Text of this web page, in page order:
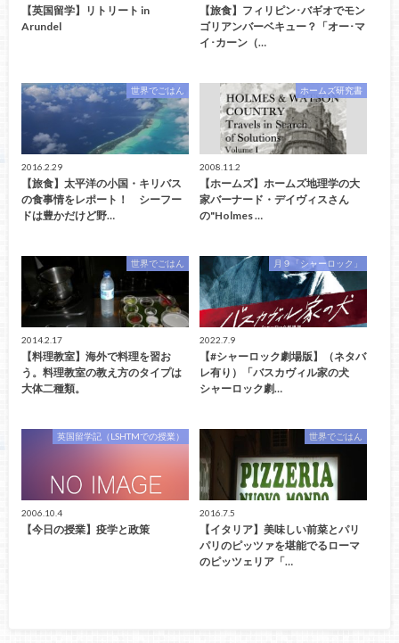
【英国留学】リトリート in
Arundel
【旅食】フィリピン･バギオでモン
ゴリアンバーベキュー？「オー･マ
イ･カーン（…
世界でごはん
2016.2.29
【旅食】太平洋の小国・キリバス
の食事情をレポート！ シーフー
ドは豊かだけど野…
ホームズ研究書
2008.11.2
【ホームズ】ホームズ地理学の大
家バーナード・デイヴィスさん
の"Holmes …
世界でごはん
2014.2.17
【料理教室】海外で料理を習お
う。料理教室の教え方のタイプは
大体二種類。
月９「シャーロック」
2022.7.9
【#シャーロック劇場版】（ネタバ
レ有り）「バスカヴィル家の犬
シャーロック劇…
英国留学記（LSHTMでの授業）
2006.10.4
【今日の授業】疫学と政策
世界でごはん
2016.7.5
【イタリア】美味しい前菜とパリ
パリのピッツァを堪能でるローマ
のピッツェリア「…